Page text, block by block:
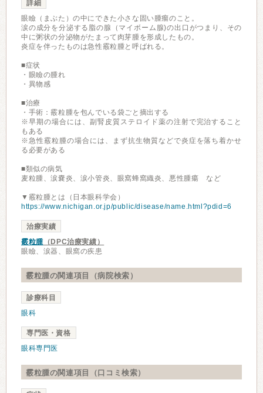
詳細
眼瞼（まぶた）の中にできた小さな固い腫瘤のこと。
涙の成分を分泌する脂の腺（マイボーム腺)の出口がつまり、その
中に粥状の分泌物がたまって肉芽腫を形成したもの。
炎症を伴ったものは急性霰粒腫と呼ばれる。
■症状
・眼瞼の腫れ
・異物感
■治療
・手術：霰粒腫を包んでいる袋ごと摘出する
※早期の場合には、副腎皮質ステロイド薬の注射で完治すること
もある
※急性霰粒腫の場合には、まず抗生物質などで炎症を落ち着かせ
る必要がある
■類似の病気
麦粒腫、涙嚢炎、涙小管炎、眼窩蜂窩織炎、悪性腫瘍 など
▼霰粒腫とは（日本眼科学会）
https://www.nichigan.or.jp/public/disease/name.html?pdid=6
治療実績
霰粒腫（DPC治療実績）
眼瞼、涙器、眼窩の疾患
霰粒腫の関連項目（病院検索）
診療科目
眼科
専門医・資格
眼科専門医
霰粒腫の関連項目（口コミ検索）